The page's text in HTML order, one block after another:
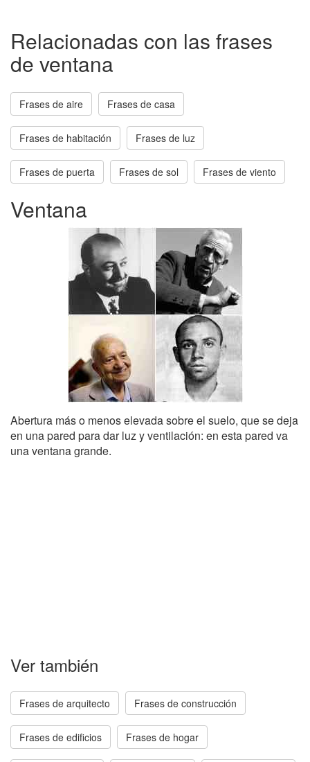
Relacionadas con las frases
de ventana
Frases de aire Frases de casa
Frases de habitación Frases de luz
Frases de puerta Frases de sol Frases de viento
Ventana
Abertura más o menos elevada sobre el suelo, que se deja
en una pared para dar luz y ventilación: en esta pared va
una ventana grande.
Ver también
Frases de arquitecto Frases de construcción
Frases de edificios Frases de hogar